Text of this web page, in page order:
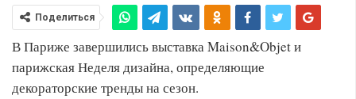
Поделиться
В Париже завершились выставка Maison&Objet и
парижская Неделя дизайна, определяющие
декораторские тренды на сезон.